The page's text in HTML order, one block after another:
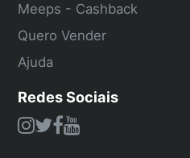
Meeps - Cashback
Quero Vender
Ajuda
Redes Sociais